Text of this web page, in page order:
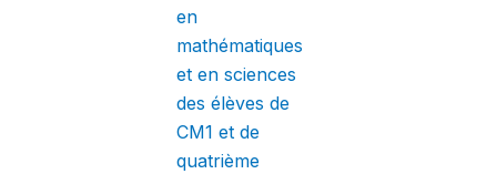
en
mathématiques
et en sciences
des élèves de
CM1 et de
quatrième